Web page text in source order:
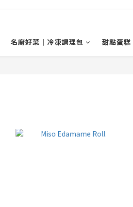
名廚好菜｜冷凍調理包 甜點蛋糕